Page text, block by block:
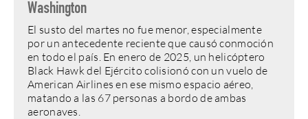
Washington
El susto del martes no fue menor, especialmente
por un antecedente reciente que causó conmoción
en todo el país. En enero de 2025, un helicóptero
Black Hawk del Ejército colisionó con un vuelo de
American Airlines en ese mismo espacio aéreo,
matando a las 67 personas a bordo de ambas
aeronaves.